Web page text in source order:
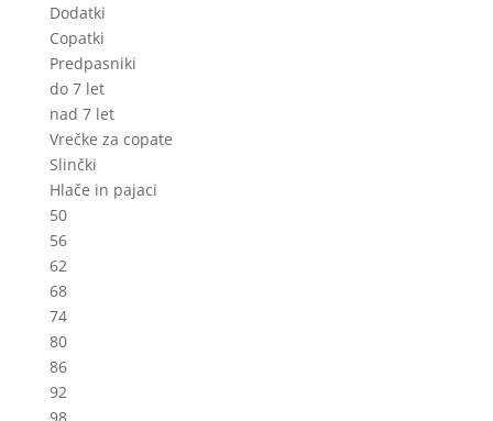
Dodatki
Copatki
Predpasniki
do 7 let
nad 7 let
Vrečke za copate
Slinčki
Hlače in pajaci
50
56
62
68
74
80
86
92